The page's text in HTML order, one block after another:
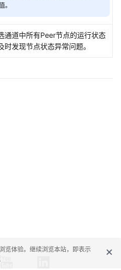
。
通道中所有Peer节点的运行状态
时发现节点状态异常问题。
览体验。继续浏览本站，即表示